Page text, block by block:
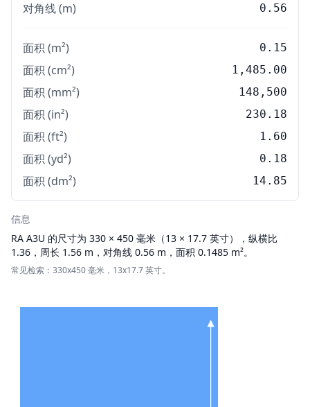
对角线 (m) 0.56
面积 (m²) 0.15
面积 (cm²) 1,485.00
面积 (mm²) 148,500
面积 (in²) 230.18
面积 (ft²) 1.60
面积 (yd²) 0.18
面积 (dm²) 14.85
信息
RA A3U 的尺寸为 330 × 450 毫米（13 × 17.7 英寸），纵横比
1.36，周长 1.56 m，对角线 0.56 m，面积 0.1485 m²。
常见检索：330x450 毫米，13x17.7 英寸。